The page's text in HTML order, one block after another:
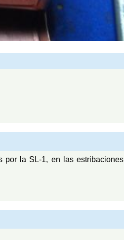
por la SL-1, en las estribaciones